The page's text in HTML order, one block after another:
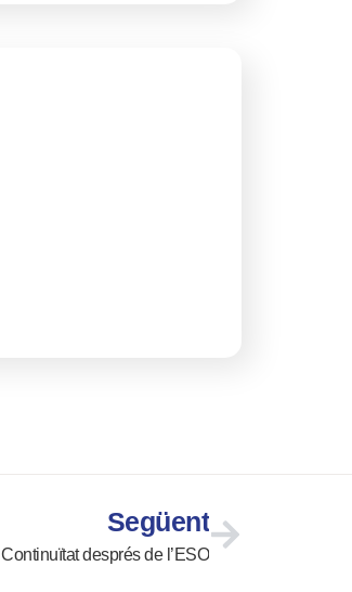
Següent
Continuïtat després de l’ESO